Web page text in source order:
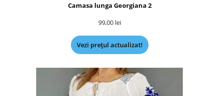
Camasa lunga Georgiana 2
99,00 lei
Vezi prețul actualizat!